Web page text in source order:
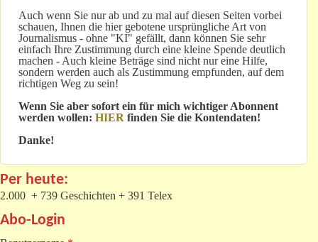
Auch wenn Sie nur ab und zu mal auf diesen Seiten vorbei
schauen, Ihnen die hier gebotene ursprüngliche Art von
Journalismus - ohne "KI" gefällt, dann können Sie sehr
einfach Ihre Zustimmung durch eine kleine Spende deutlich
machen - Auch kleine Beträge sind nicht nur eine Hilfe,
sondern werden auch als Zustimmung empfunden, auf dem
richtigen Weg zu sein!
Wenn Sie aber sofort ein für mich wichtiger Abonnent
werden wollen: HIER finden Sie die Kontendaten!
Danke!
Per heute:
2.000 + 739 Geschichten + 391 Telex
Abo-Login